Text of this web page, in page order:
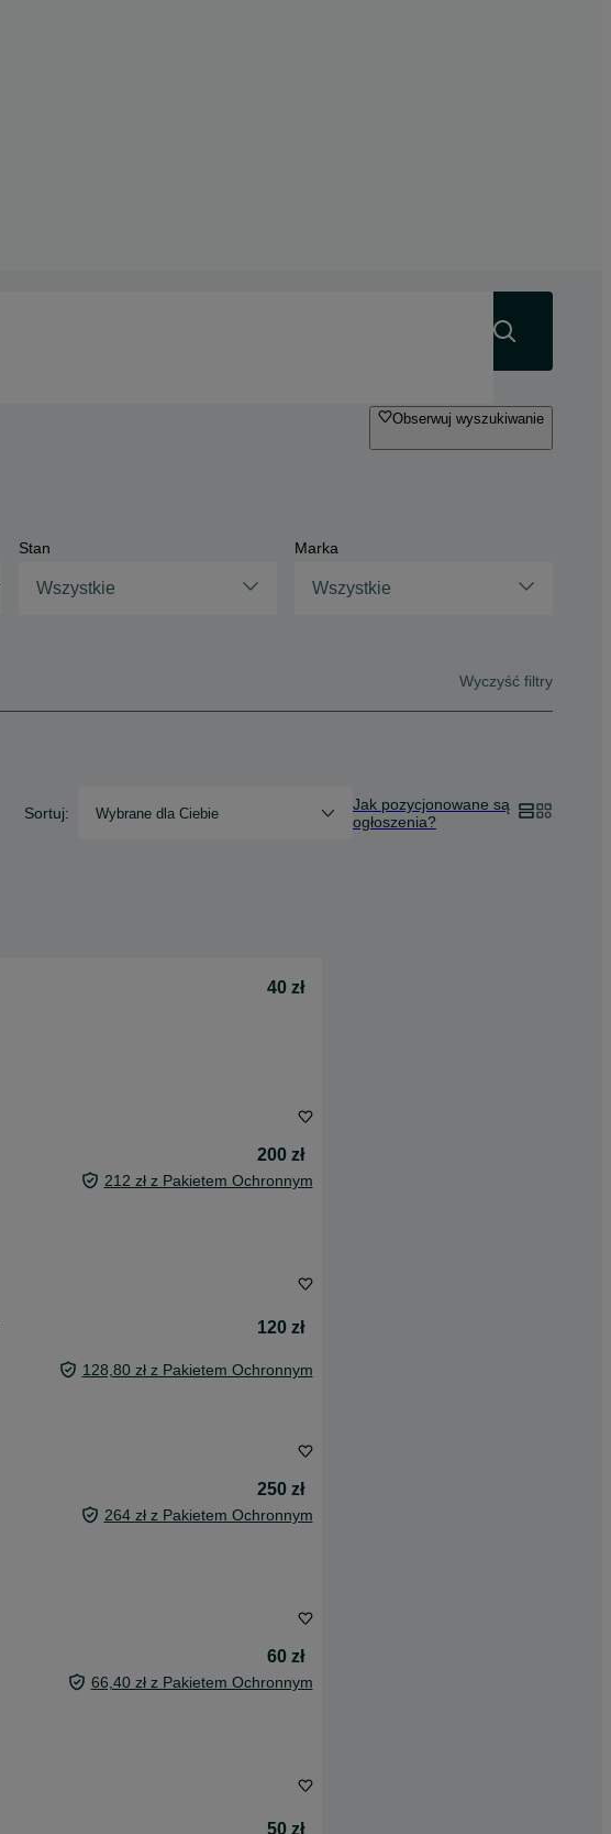
Obserwuj wyszukiwanie
Stan
Wszystkie
Marka
Wszystkie
Wyczyść filtry
Sortuj: Wybrane dla Ciebie
Jak pozycjonowane są
ogłoszenia?
40 zł
200 zł
212 zł z Pakietem Ochronnym
120 zł
128,80 zł z Pakietem Ochronnym
250 zł
264 zł z Pakietem Ochronnym
60 zł
66,40 zł z Pakietem Ochronnym
50 zł